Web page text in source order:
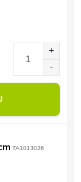
TA1013026